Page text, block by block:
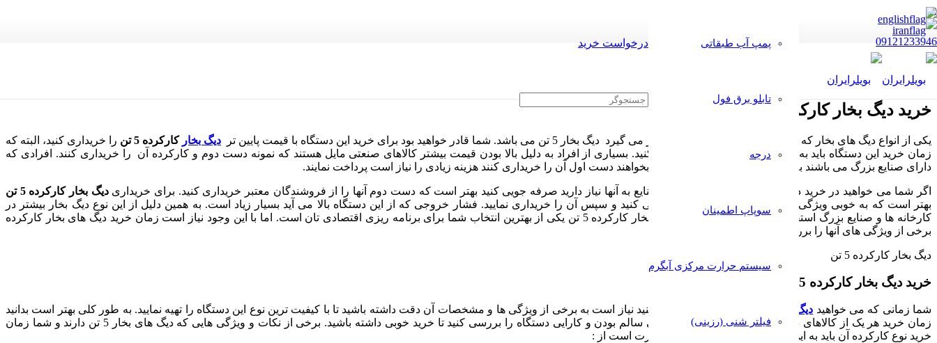
09121233946 پمپ آب طبقاتی
تابلو برق فول
درجه
سوپاپ اطمینان
سیستم حرارت مرکزی آبگرم
فیلتر شنی (رزینی)
درخواست خرید
خرید دیگ بخار کارکرده 5 تن
یکی از انواع دیگ های بخار که در صنایع بزرگ مورد استفاده قرار می گیرد دیگ بخار 5 تن می باشد. شما قادر خواهید بود برای خرید این دستگاه با قیمت پایین تر دیگ بخار کارکرده 5 تن
را خریداری کنید، البته که
زمان خرید این دستگاه باید به خوبی سالم بودن آن را بررسی کنید. بسیاری از افراد به دلیل بالا بودن قیمت بیشتر کالاهای صنعتی مایل هستند که نمونه دست دوم و کارکرده آن را خریداری کنند. افرادی که
دارای صنایع بزرگ می باشند به دیگ بخار 5 تن نیاز دارند که اگر بخواهند دست اول آن را خریداری کنند هزینه زیادی را نیاز است پرداخت نمایند.
اگر شما می خواهید در خرید دستگاه های صنعتی خود که در صنایع به آنها نیاز دارید صرفه جویی کنید بهتر است که دست دوم آنها را از فروشندگان معتبر خریداری کنید. برای خریداریدیگ بخار کارکرده 5 تن
بهتر است که به خوبی ویژگی ها و سالم بودن دستگاه و بررسی کنید و سپس آن را خریداری نمایید. فشار خروجی که از این دستگاه بالا می آید بسیار زیاد است. به همین دلیل از این نوع دیگ بخار بیشتر در
کارخانه ها و صنایع بزرگ استفاده می کنند. خریداری دیگ های بخار کارکرده 5 تن یکی از بهترین انتخاب شما برای برنامه ریزی اقتصادی تان است. اما با این وجود نیاز است زمان خرید دیگ های بخار کارکرده
برخی از ویژگی های آنها را بررسی کنید.
دیگ بخار کارکرده 5 تن
خرید دیگ بخار کارکرده 5 تن و ویژگی های آن :
شما زمانی که می خواهید دیگ بخار
را خریداری کنید نیاز است به برخی از ویژگی ها و مشخصات آن دقت داشته باشید تا با کیفیت ترین نوع این دستگاه را تهیه نمایید. به طور کلی بهتر است بدانید
زمان خرید هر یک از کالاهای دست دوم و کارکرده باید به خوبی سالم بودن و کارایی دستگاه را بررسی کنید تا خرید خوبی داشته باشید. برخی از نکات و ویژگی هایی که دیگ های بخار 5 تن دارند و شما زمان
خرید نوع کارکرده آن باید به این ویژگی ها دقت داشته باشید عبارت است از :